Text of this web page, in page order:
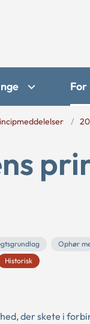
Ophør
Historisk
der skete i